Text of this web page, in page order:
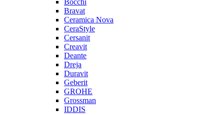
Bocchi
Bravat
Ceramica Nova
CeraStyle
Cersanit
Creavit
Deante
Dreja
Duravit
Geberit
GROHE
Grossman
IDDIS